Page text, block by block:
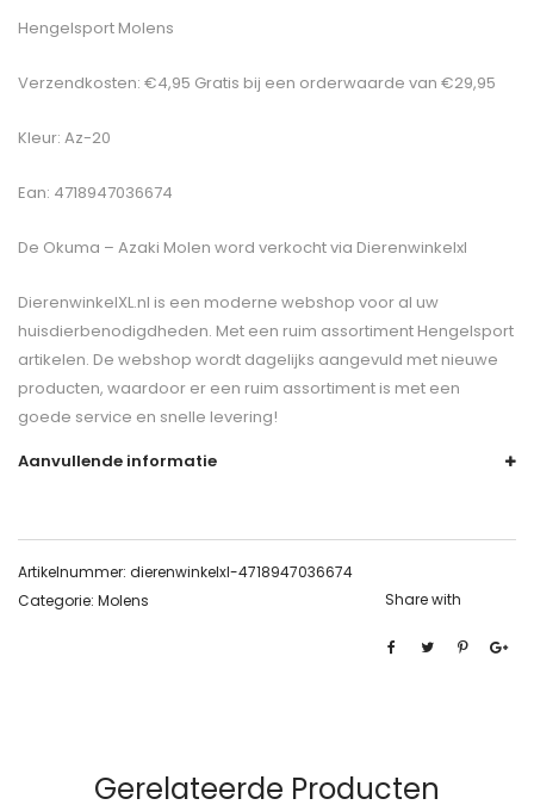
Hengelsport Molens
Verzendkosten: €4,95 Gratis bij een orderwaarde van €29,95
Kleur: Az-20
Ean: 4718947036674
De Okuma – Azaki Molen word verkocht via Dierenwinkelxl
DierenwinkelXL.nl is een moderne webshop voor al uw
huisdierbenodigdheden. Met een ruim assortiment Hengelsport
artikelen. De webshop wordt dagelijks aangevuld met nieuwe
producten, waardoor er een ruim assortiment is met een
goede service en snelle levering!
Aanvullende informatie
Artikelnummer: dierenwinkelxl-4718947036674
Categorie: Molens Share with
Gerelateerde Producten